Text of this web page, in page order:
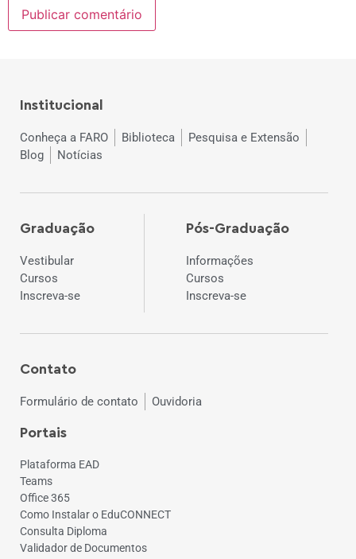
Institucional
Conheça a FARO Biblioteca
Pesquisa e Extensão
Blog
Notícias
Graduação
Vestibular
Cursos
Inscreva-se
Pós-Graduação
Informações
Cursos
Inscreva-se
Contato
Formulário de contato Ouvidoria
Portais
Plataforma EAD
Teams
Office 365
Como Instalar o EduCONNECT
Consulta Diploma
Validador de Documentos